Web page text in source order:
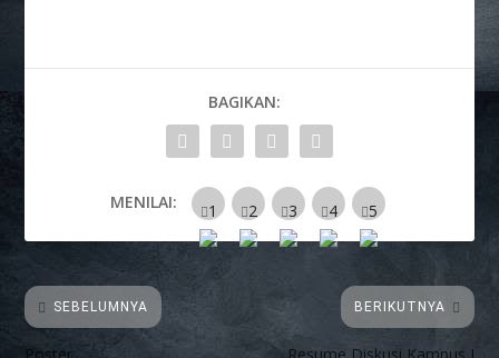
BAGIKAN:
MENILAI:
SEBELUMNYA BERIKUTNYA